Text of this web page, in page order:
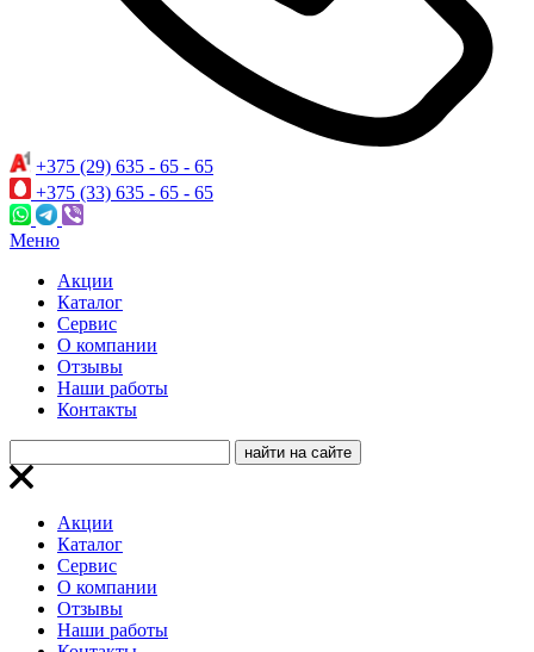
+375 (29) 635 - 65 - 65
+375 (33) 635 - 65 - 65
Меню
Акции
Каталог
Сервис
О компании
Отзывы
Наши работы
Контакты
Акции
Каталог
Сервис
О компании
Отзывы
Наши работы